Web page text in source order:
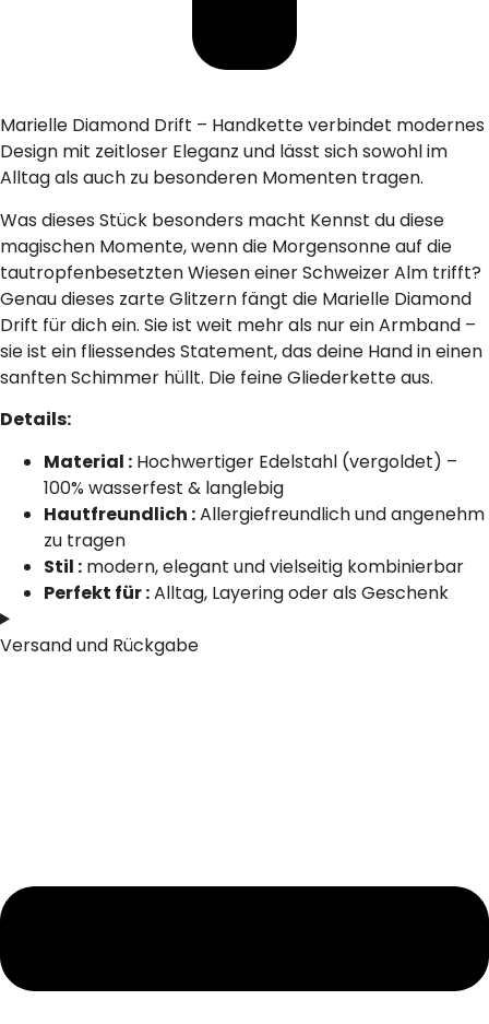
Marielle Diamond Drift – Handkette verbindet modernes
Design mit zeitloser Eleganz und lässt sich sowohl im
Alltag als auch zu besonderen Momenten tragen.
Was dieses Stück besonders macht Kennst du diese
magischen Momente, wenn die Morgensonne auf die
tautropfenbesetzten Wiesen einer Schweizer Alm trifft?
Genau dieses zarte Glitzern fängt die Marielle Diamond
Drift für dich ein. Sie ist weit mehr als nur ein Armband –
sie ist ein fliessendes Statement, das deine Hand in einen
sanften Schimmer hüllt. Die feine Gliederkette aus.
Details:
Material : Hochwertiger Edelstahl (vergoldet) –
100% wasserfest & langlebig
Hautfreundlich :Allergiefreundlich und angenehm
zu tragen
Stil : modern, elegant und vielseitig kombinierbar
Perfekt für :Alltag, Layering oder als Geschenk
Versand und Rückgabe